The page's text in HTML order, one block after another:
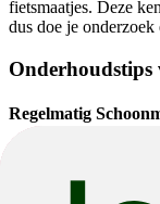
fietsmaatjes. Deze
dus doe je
Onderhoudstips
Regelmatig